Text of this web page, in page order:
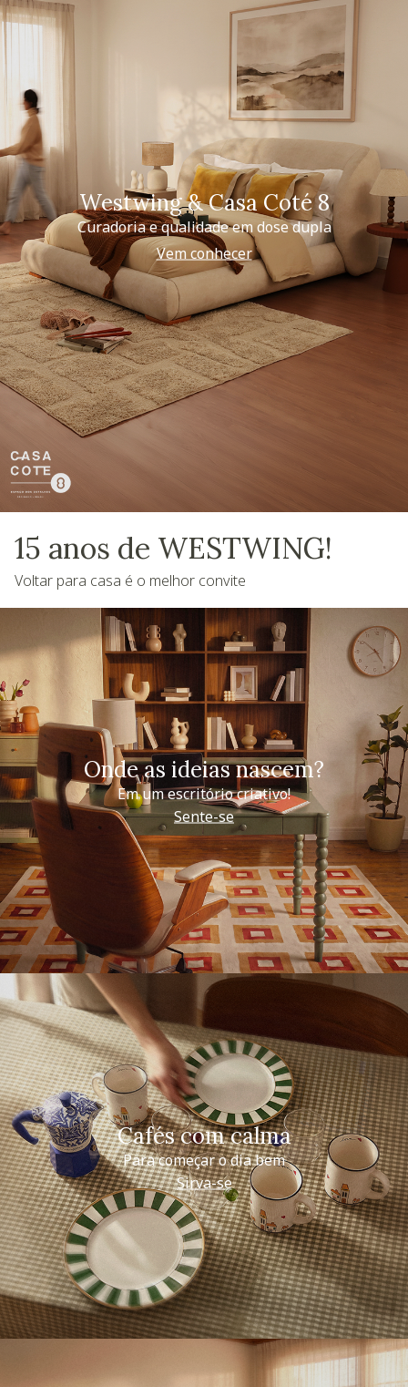
Westwing & Casa Coté 8
Curadoria e qualidade em dose dupla
Vem conhecer
15 anos de WESTWING!
Voltar para casa é o melhor convite
Onde as ideias nascem?
Em um escritório criativo!
Sente-se
Cafés com calma
Para começar o dia bem
Sirva-se